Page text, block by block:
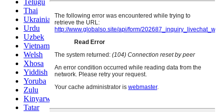
Telugu
Thai
Ukrainian
Urdu
Uzbek
Vietnamese
Welsh
Xhosa
Yiddish
Yoruba
Zulu
Kinyarwanda
Tatar